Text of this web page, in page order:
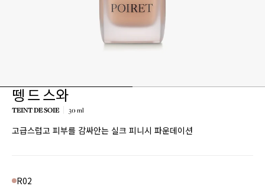
뗑 드 스와
TEINT DE SOIE 30 ml
고급스럽고 피부를 감싸안는 실크 피니시 파운데이션
R02